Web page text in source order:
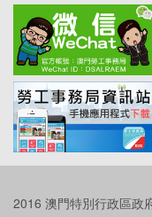
2016 澳門特別行政區政